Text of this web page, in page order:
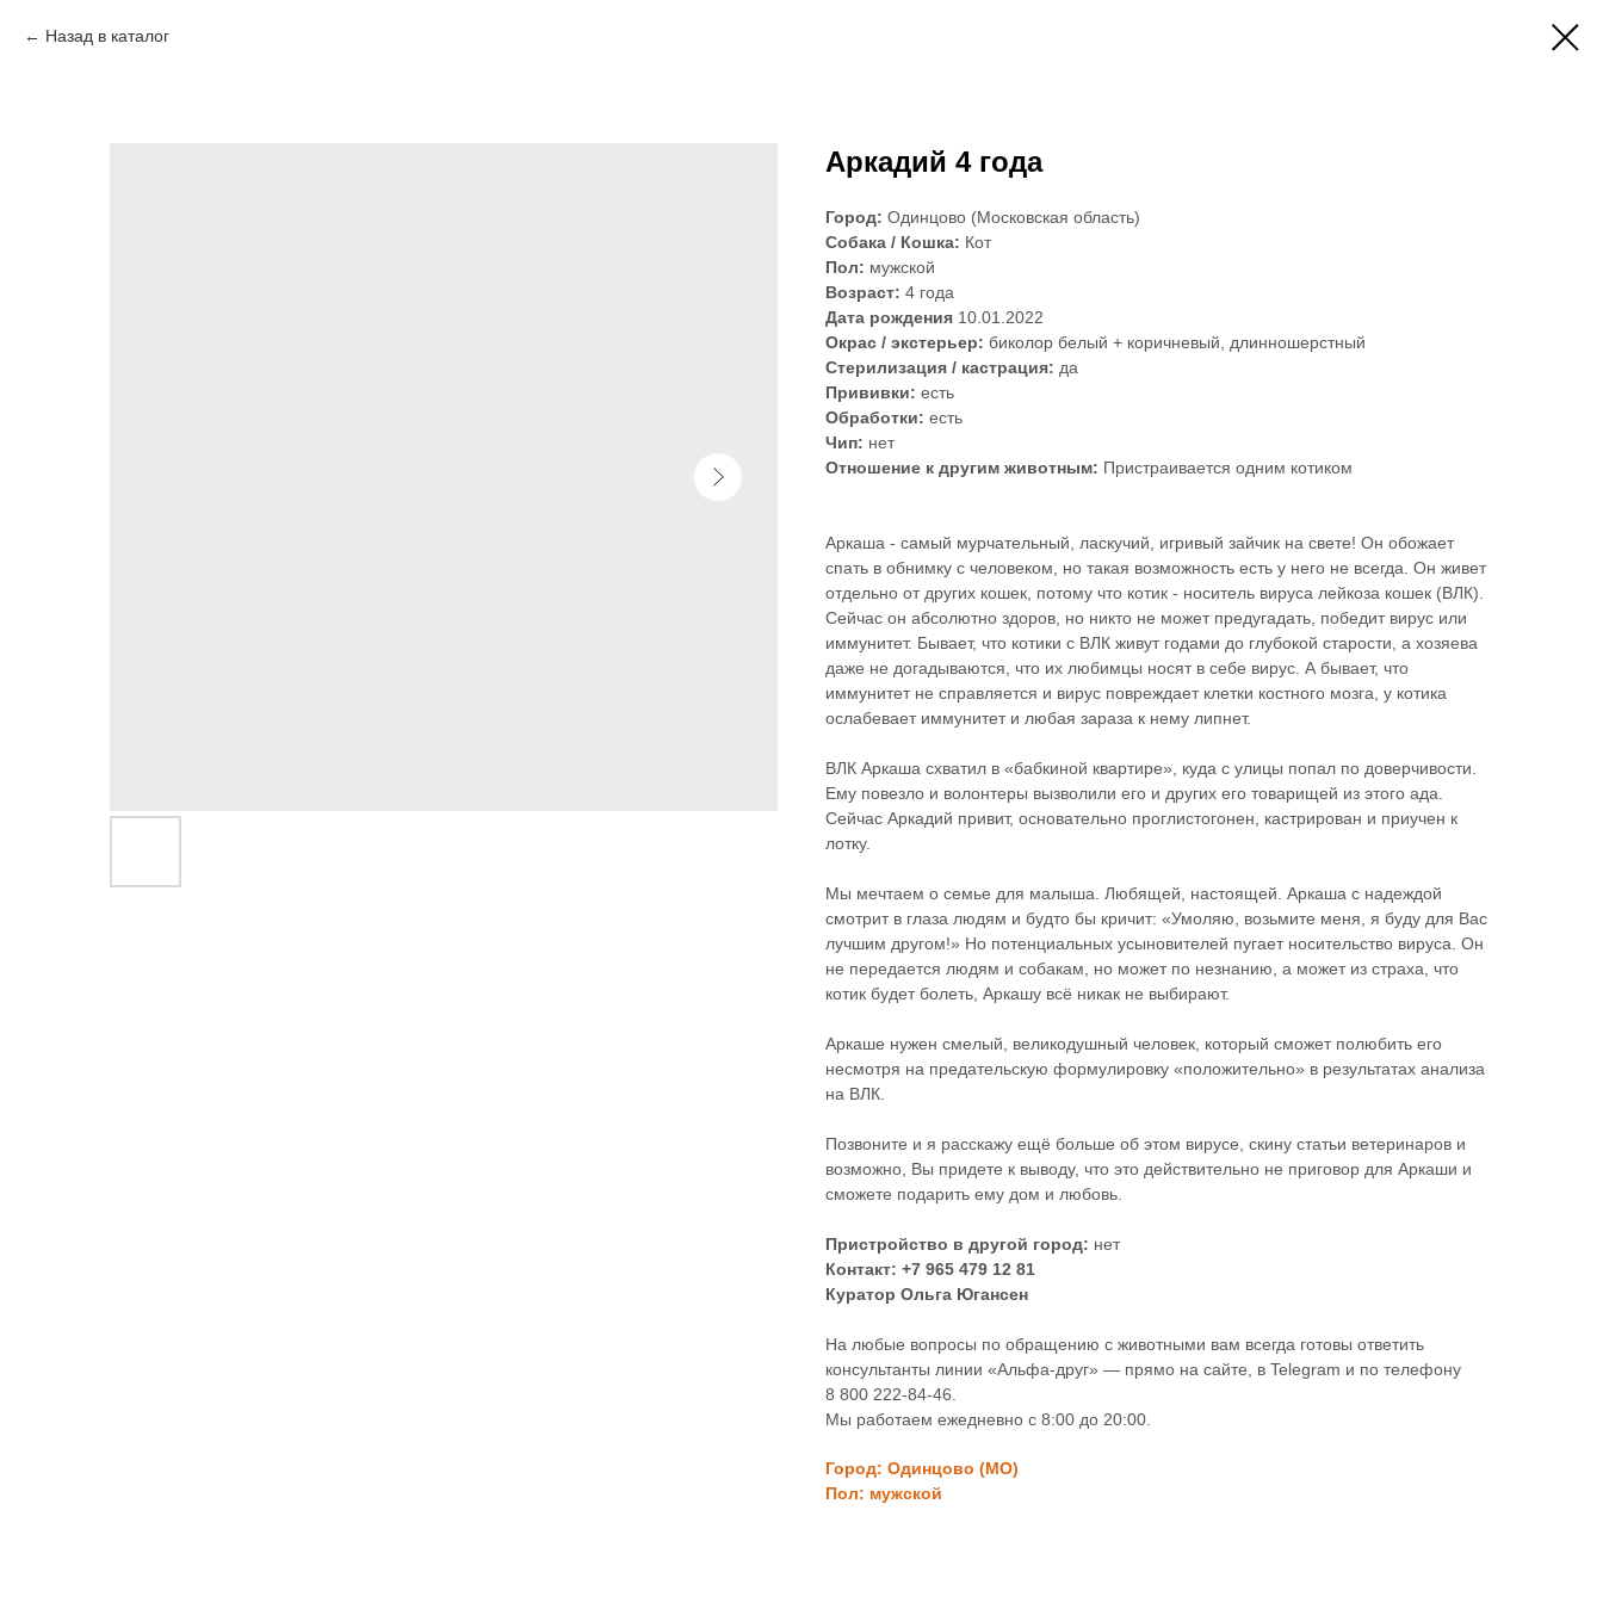
Назад в каталог
Аркадий 4 года
Город: Одинцово (Московская область)
Собака / Кошка: Кот
Пол: мужской
Возраст: 4 года
Дата рождения 10.01.2022
Окрас / экстерьер: биколор белый + коричневый, длинношерстный
Стерилизация / кастрация: да
Прививки: есть
Обработки: есть
Чип: нет
Отношение к другим животным: Пристраивается одним котиком
Аркаша - самый мурчательный, ласкучий, игривый зайчик на свете! Он обожает
спать в обнимку с человеком, но такая возможность есть у него не всегда. Он живет
отдельно от других кошек, потому что котик - носитель вируса лейкоза кошек (ВЛК).
Сейчас он абсолютно здоров, но никто не может предугадать, победит вирус или
иммунитет. Бывает, что котики с ВЛК живут годами до глубокой старости, а хозяева
даже не догадываются, что их любимцы носят в себе вирус. А бывает, что
иммунитет не справляется и вирус повреждает клетки костного мозга, у котика
ослабевает иммунитет и любая зараза к нему липнет.
ВЛК Аркаша схватил в «бабкиной квартире», куда с улицы попал по доверчивости.
Ему повезло и волонтеры вызволили его и других его товарищей из этого ада.
Сейчас Аркадий привит, основательно проглистогонен, кастрирован и приучен к
лотку.
Мы мечтаем о семье для малыша. Любящей, настоящей. Аркаша с надеждой
смотрит в глаза людям и будто бы кричит: «Умоляю, возьмите меня, я буду для Вас
лучшим другом!» Но потенциальных усыновителей пугает носительство вируса. Он
не передается людям и собакам, но может по незнанию, а может из страха, что
котик будет болеть, Аркашу всё никак не выбирают.
Аркаше нужен смелый, великодушный человек, который сможет полюбить его
несмотря на предательскую формулировку «положительно» в результатах анализа
на ВЛК.
Позвоните и я расскажу ещё больше об этом вирусе, скину статьи ветеринаров и
возможно, Вы придете к выводу, что это действительно не приговор для Аркаши и
сможете подарить ему дом и любовь.
Пристройство в другой город: нет
Контакт: +7 965 479 12 81
Куратор Ольга Югансен
На любые вопросы по обращению с животными вам всегда готовы ответить
консультанты линии «Альфа-друг» — прямо на сайте, в Telegram и по телефону
8 800 222‑84‑46.
Мы работаем ежедневно с 8:00 до 20:00.
Город: Одинцово (МО)
Пол: мужской